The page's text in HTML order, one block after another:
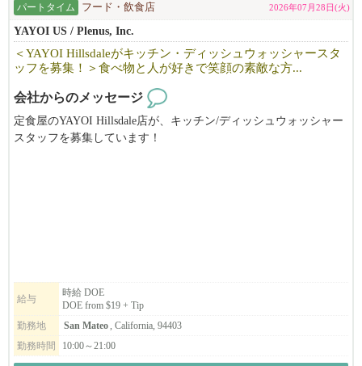
パートタイム フード・飲食店 2026年07月28日(火)
YAYOI US / Plenus, Inc.
＜YAYOI Hillsdaleがキッチン・ディッシュウォッシャースタ
ッフを募集！＞食べ物と人が好きで笑顔の素敵な方...
会社からのメッセージ
定食屋のYAYOI Hillsdale店が、キッチン/ディッシュウォッシャー
スタッフを募集しています！
給与
時給 DOE
DOE from $19 + Tip
勤務地
San Mateo, California, 94403
勤務時間
10:00～21:00